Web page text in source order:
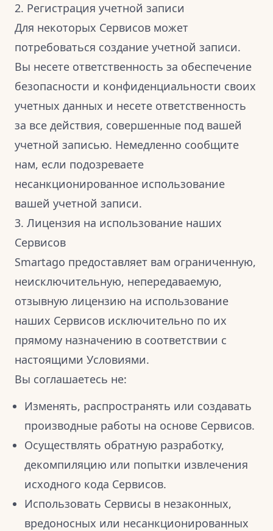
2. Регистрация учетной записи
Для некоторых Сервисов может
потребоваться создание учетной записи.
Вы несете ответственность за обеспечение
безопасности и конфиденциальности своих
учетных данных и несете ответственность
за все действия, совершенные под вашей
учетной записью. Немедленно сообщите
нам, если подозреваете
несанкционированное использование
вашей учетной записи.
3. Лицензия на использование наших
Сервисов
Smartago предоставляет вам ограниченную,
неисключительную, непередаваемую,
отзывную лицензию на использование
наших Сервисов исключительно по их
прямому назначению в соответствии с
настоящими Условиями.
Вы соглашаетесь не:
Изменять, распространять или создавать
производные работы на основе Сервисов.
Осуществлять обратную разработку,
декомпиляцию или попытки извлечения
исходного кода Сервисов.
Использовать Сервисы в незаконных,
вредоносных или несанкционированных